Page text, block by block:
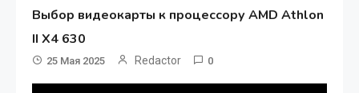
Выбор видеокарты к процессору AMD Athlon
II X4 630
25 Мая 2025 Redactor 0